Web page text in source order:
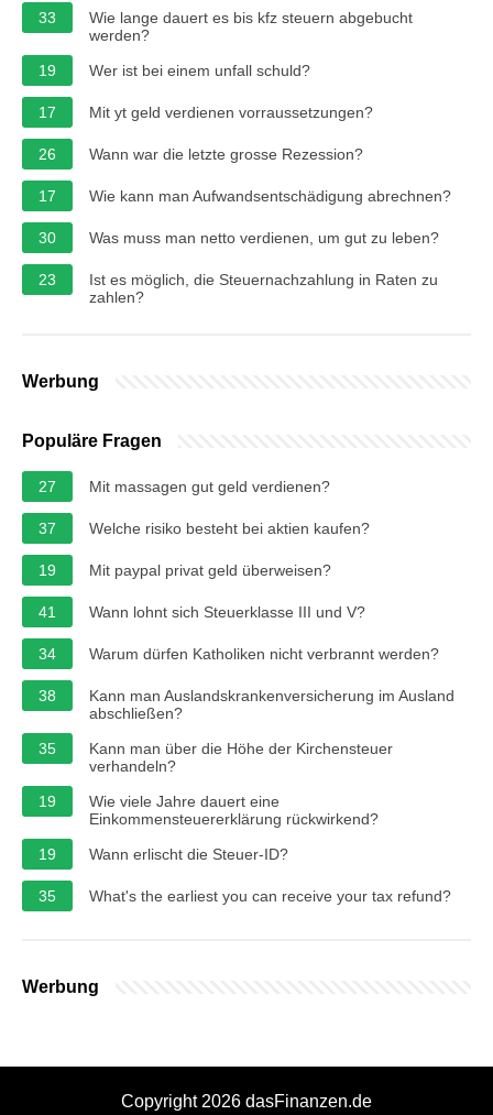
33
Wie lange dauert es bis kfz steuern abgebucht
werden?
19
Wer ist bei einem unfall schuld?
17 Mit yt geld verdienen vorraussetzungen?
26 Wann war die letzte grosse Rezession?
17 Wie kann man Aufwandsentschädigung abrechnen?
30 Was muss man netto verdienen, um gut zu leben?
23
Ist es möglich, die Steuernachzahlung in Raten zu
zahlen?
Werbung
Populäre Fragen
27 Mit massagen gut geld verdienen?
37 Welche risiko besteht bei aktien kaufen?
19 Mit paypal privat geld überweisen?
41 Wann lohnt sich Steuerklasse III und V?
34 Warum dürfen Katholiken nicht verbrannt werden?
38
Kann man Auslandskrankenversicherung im Ausland
abschließen?
35
Kann man über die Höhe der Kirchensteuer
verhandeln?
19
Wie viele Jahre dauert eine
Einkommensteuererklärung rückwirkend?
19
Wann erlischt die Steuer-ID?
35 What's the earliest you can receive your tax refund?
Werbung
Copyright 2026 dasFinanzen.de